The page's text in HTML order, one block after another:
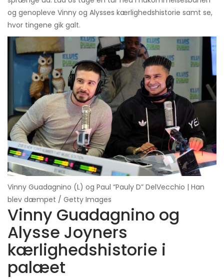
og genopleve Vinny og Alysses kærlighedshistorie samt se,
hvor tingene gik galt.
Vinny Guadagnino (L) og Paul “Pauly D” DelVecchio | Han
blev dæmpet / Getty Images
Vinny Guadagnino og
Alysse Joyners
kærlighedshistorie i
palæet